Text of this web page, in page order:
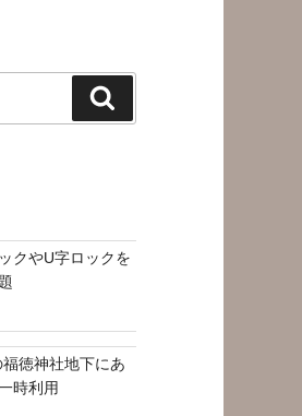
索
クやU字ロックを
徳神社地下にあ
時利用